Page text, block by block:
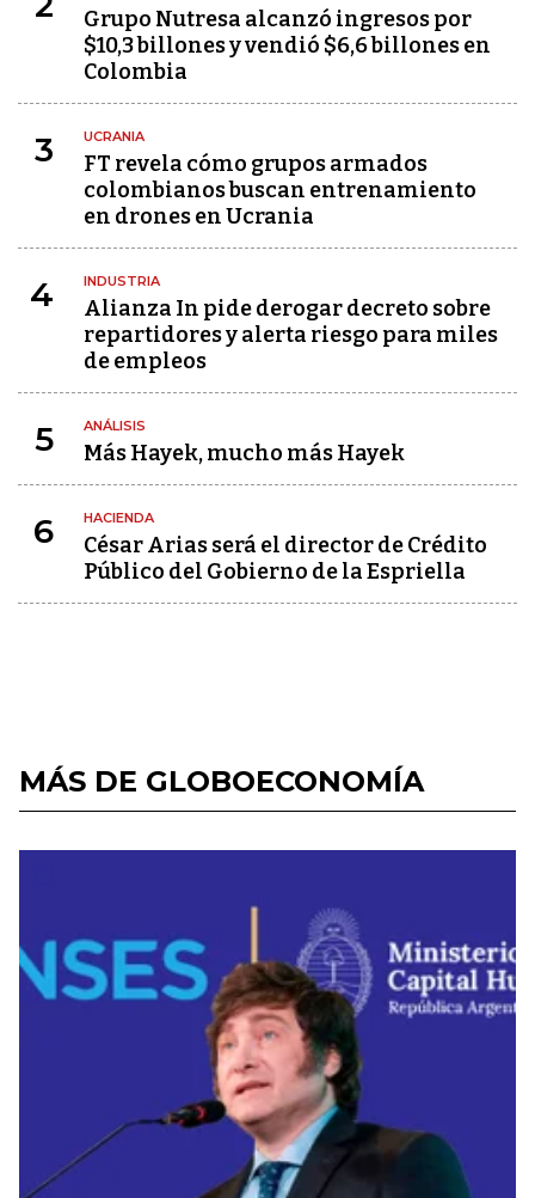
Grupo Nutresa alcanzó ingresos por
$10,3 billones y vendió $6,6 billones en
Colombia
3 UCRANIA
FT revela cómo grupos armados
colombianos buscan entrenamiento
en drones en Ucrania
4 INDUSTRIA
Alianza In pide derogar decreto sobre
repartidores y alerta riesgo para miles
de empleos
5 ANÁLISIS
Más Hayek, mucho más Hayek
6 HACIENDA
César Arias será el director de Crédito
Público del Gobierno de la Espriella
MÁS DE GLOBOECONOMÍA